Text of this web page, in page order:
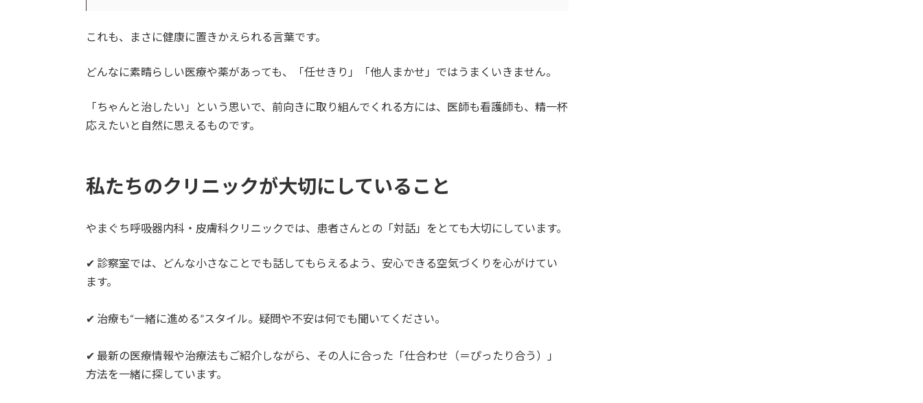
これも、まさに健康に置きかえられる言葉です。
どんなに素晴らしい医療や薬があっても、「任せきり」「他人まかせ」ではうまくいきません。
「ちゃんと治したい」という思いで、前向きに取り組んでくれる方には、医師も看護師も、精一杯
応えたいと自然に思えるものです。
私たちのクリニックが大切にしていること
やまぐち呼吸器内科・皮膚科クリニックでは、患者さんとの「対話」をとても大切にしています。
✔ 診察室では、どんな小さなことでも話してもらえるよう、安心できる空気づくりを心がけてい
ます。
✔ 治療も“一緒に進める”スタイル。疑問や不安は何でも聞いてください。
✔ 最新の医療情報や治療法もご紹介しながら、その人に合った「仕合わせ（＝ぴったり合う）」
方法を一緒に探しています。